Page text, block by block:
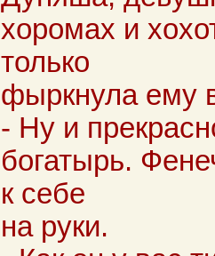
хоромах и
только
фыркнула ему
- Ну и
богатырь.
к себе
на руки.